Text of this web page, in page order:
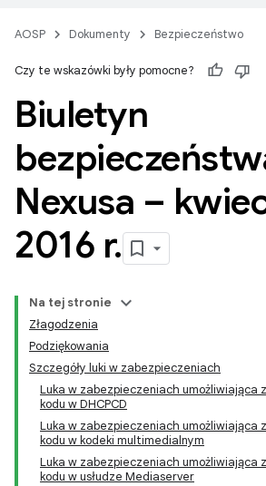
AOSP Dokumenty Bezpieczeństwo
Czy te wskazówki były pomocne?
Biuletyn
Nexusa –
2016 r.
Na tej stronie
Złagodzenia
Podziękowania
Szczegóły luki w zabezpieczeniach
Luka w zabezpieczeniach umożliwiająca
kodu w DHCPCD
Luka w zabezpieczeniach umożliwiająca
kodu w kodeki multimedialnym
Luka w zabezpieczeniach umożliwiająca
kodu w usłudze Mediaserver